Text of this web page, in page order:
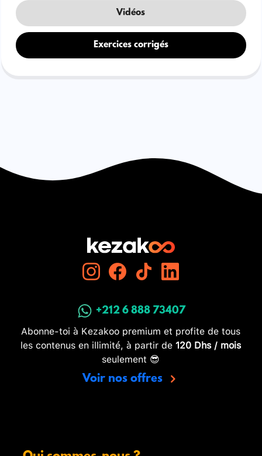
Vidéos
Exercices corrigés
+212 6 888 73407
Abonne-toi à Kezakoo premium et profite de tous
les contenus en illimité, à partir de 120 Dhs / mois
seulement 😎
Voir nos offres